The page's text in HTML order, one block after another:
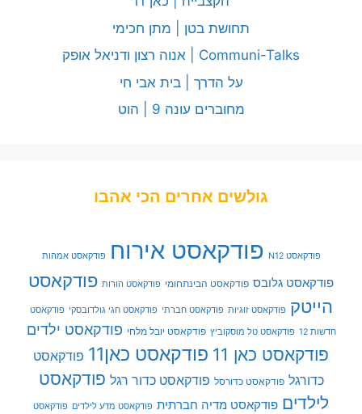
תחושת בטן | מתן חכימי
Communi-Talks | אנוה רצון ודניאל אופק
על הדרך | בית אבי חי
מחוברים עונה 9 | הוט
גולשים אחרים הכי אהבו
פודקאסט N12 פודקאסט אירוח פודקאסט אמהות
פודקאסט גלובס פודקאסט הבינתחומי פודקאסט הורות פודקאסט
הייטק פודקאסט זוגיות פודקאסט חברתי פודקאסט חגי גולדובסקי פודקאסט
חדשות 12 פודקאסט טל מוסקוביץ פודקאסט יובל מלחי פודקאסט ילדים
פודקאסט כאן 11 פודקאסט כאן11
פודקאסט
כדורגל פודקאסט כדורסל פודקאסט כדור רגל פודקאסט
לילדים פודקאסט מדיה חברתית פודקאסט מדע לילדים פודקאסט